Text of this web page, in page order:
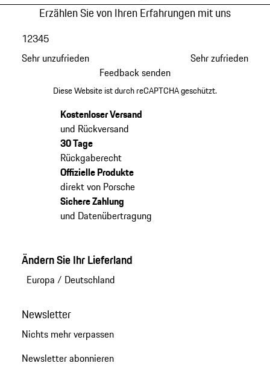
Erzählen Sie von Ihren Erfahrungen mit uns
Sehr unzufrieden
12345
Sehr zufrieden
Feedback senden
Diese Website ist durch reCAPTCHA geschützt.
Kostenloser Versand
und Rückversand
30 Tage
Rückgaberecht
Offizielle Produkte
direkt von Porsche
Sichere Zahlung
und Datenübertragung
Ändern Sie Ihr Lieferland
Europa / Deutschland
Newsletter
Nichts mehr verpassen
Newsletter abonnieren